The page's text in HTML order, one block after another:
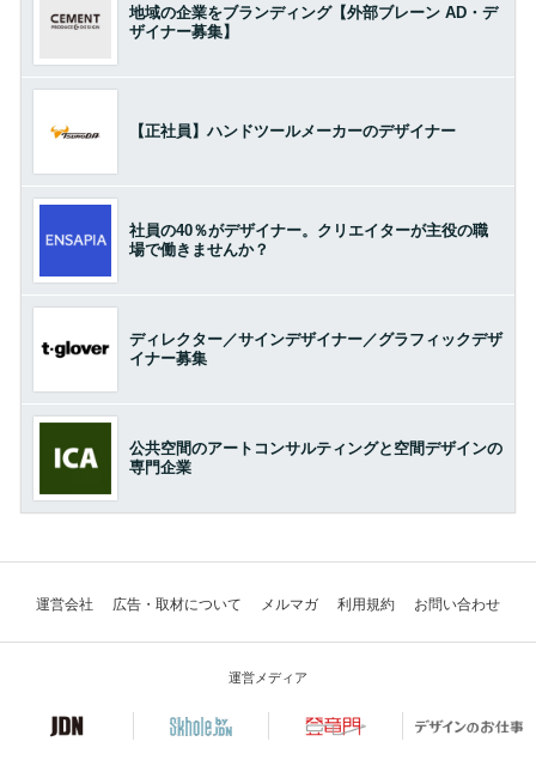
地域の企業をブランディング【外部ブレーン AD・デ
ザイナー募集】
【正社員】ハンドツールメーカーのデザイナー
社員の40％がデザイナー。クリエイターが主役の職
場で働きませんか？
ディレクター／サインデザイナー／グラフィックデザ
イナー募集
公共空間のアートコンサルティングと空間デザインの
専門企業
運営会社 広告・取材について メルマガ 利用規約 お問い合わせ
運営メディア